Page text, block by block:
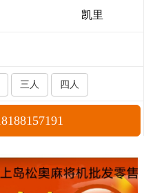
凯里
三人 四人